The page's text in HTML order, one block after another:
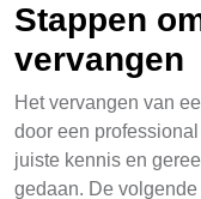
Stappen
vervangen
Het vervangen van
door een
juiste kennis en
gedaan. De